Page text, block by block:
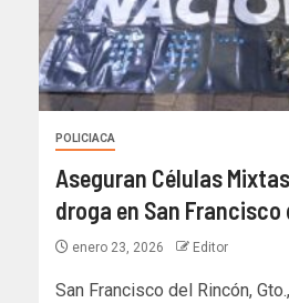
POLICIACA
Aseguran Células
droga en San Francisco
enero 23, 2026 Editor
San Francisco del Rincón,